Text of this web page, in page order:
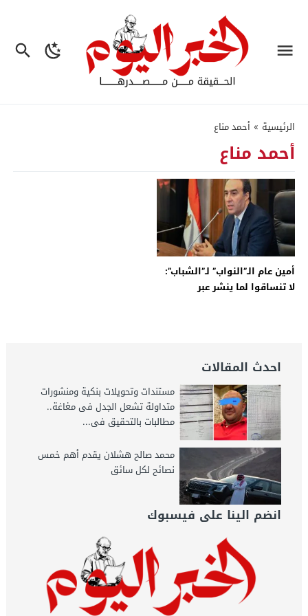
الرئيسية » أحمد مناع
أحمد مناع
أمين عام الـ”النواب” لـ”الشباب”:
لا تنساقوا لما ينشر عبر
احدث المقالات
مستندات وتحويلات بنكية ومنشورات
متداولة تشعل الجدل فى مغاغة..
مطالبات بالتحقيق فى...
محمد صالح هشلان يقدم أهم خمس
نصائح لكل سائق
انضم الينا على فيسبوك